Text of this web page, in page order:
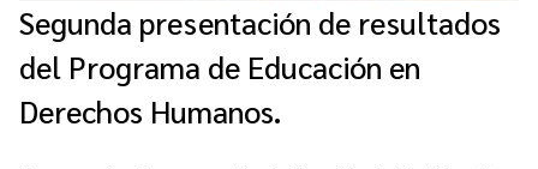
Segunda presentación de resultados
del Programa de Educación en
Derechos Humanos.